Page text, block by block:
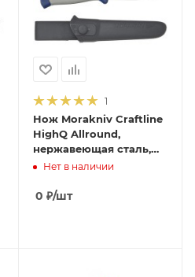
1
Нож Morakniv Craftline
HighQ Allround,
нержавеющая сталь,
11672
Нет в наличии
0 ₽/шт